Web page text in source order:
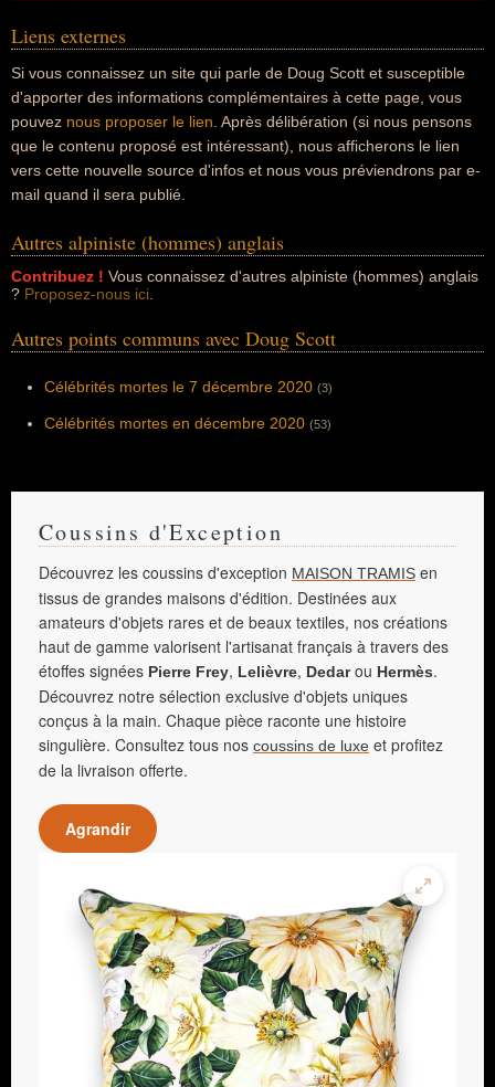
Liens externes
Si vous connaissez un site qui parle de Doug Scott et susceptible
d'apporter des informations complémentaires à cette page, vous
pouvez nous proposer le lien . Après délibération (si nous pensons
que le contenu proposé est intéressant), nous afficherons le lien
vers cette nouvelle source d'infos et nous vous préviendrons par e-
mail quand il sera publié.
Autres alpiniste (hommes) anglais
Contribuez ! Vous connaissez d'autres alpiniste (hommes) anglais
? Proposez-nous ici
Autres points communs avec Doug Scott
Célébrités mortes le 7 décembre 2020 (3)
Célébrités mortes en décembre 2020 (53)
Coussins d'Exception
Découvrez les coussins d'exception MAISON TRAMIS en
tissus de grandes maisons d'édition. Destinées aux
amateurs d'objets rares et de beaux textiles, nos créations
haut de gamme valorisent l'artisanat français à travers des
étoffes signées Pierre Frey, Lelièvre, Dedarou Hermès.
Découvrez notre sélection exclusive d'objets uniques
conçus à la main. Chaque pièce raconte une histoire
singulière. Consultez tous nos coussins de luxe et profitez
de la livraison offerte.
Agrandir